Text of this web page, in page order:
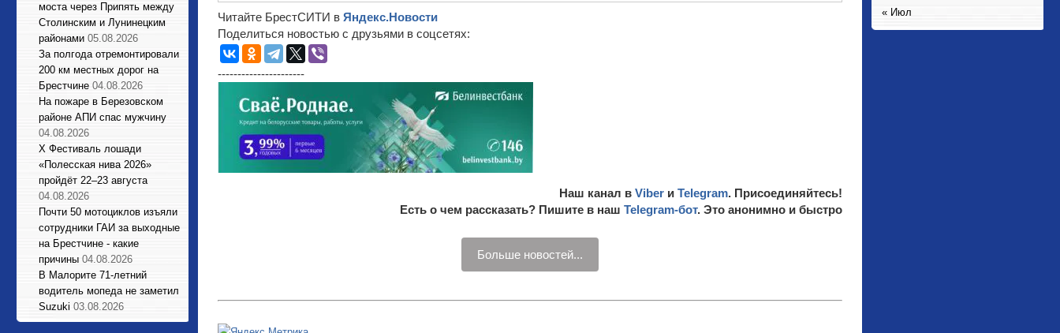
моста через Припять между
Столинским и Лунинецким
районами 05.08.2026
За полгода отремонтировали
200 км местных дорог на
Брестчине 04.08.2026
На пожаре в Березовском
районе АПИ спас мужчину
04.08.2026
X Фестиваль лошади
«Полесская нива 2026»
пройдёт 22–23 августа
04.08.2026
Почти 50 мотоциклов изъяли
сотрудники ГАИ за выходные
на Брестчине - какие
причины 04.08.2026
В Малорите 71-летний
водитель мопеда не заметил
Suzuki 03.08.2026
Читайте БрестСИТИ в Яндекс.Новости
Поделиться новостью с друзьями в соцсетях:
----------------------
Наш канал в Viber и Telegram. Присоединяйтесь!
Есть о чем рассказать? Пишите в наш Telegram-бот. Это анонимно и быстро
Больше новостей...
« Июл